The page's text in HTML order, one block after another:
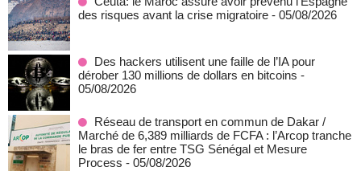
des risques avant la crise migratoire - 05/08/2026
Des hackers utilisent une faille de l’IA pour
dérober 130 millions de dollars en bitcoins -
05/08/2026
Réseau de transport en commun de Dakar /
Marché de 6,389 milliards de FCFA : l’Arcop tranche
le bras de fer entre TSG Sénégal et Mesure
Process - 05/08/2026